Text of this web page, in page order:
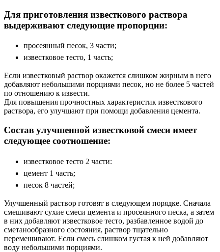
Для приготовления известкового раствора
выдерживают следующие пропорции:
просеянный песок, 3 части;
известковое тесто, 1 часть;
Если известковый раствор окажется слишком жирным в него
добавляют небольшими порциями песок, но не более 5 частей
по отношению к извести.
Для повышения прочностных характеристик известкового
раствора, его улучшают при помощи добавления цемента.
Состав улучшенной известковой смеси имеет
следующее соотношение:
известковое тесто 2 части:
цемент 1 часть;
песок 8 частей;
Улучшенный раствор готовят в следующем порядке. Сначала
смешивают сухие смеси цемента и просеянного песка, а затем
в них добавляют известковое тесто, разбавленное водой до
сметанообразного состояния, раствор тщательно
перемешивают. Если смесь слишком густая к ней добавляют
воду небольшими порциями.